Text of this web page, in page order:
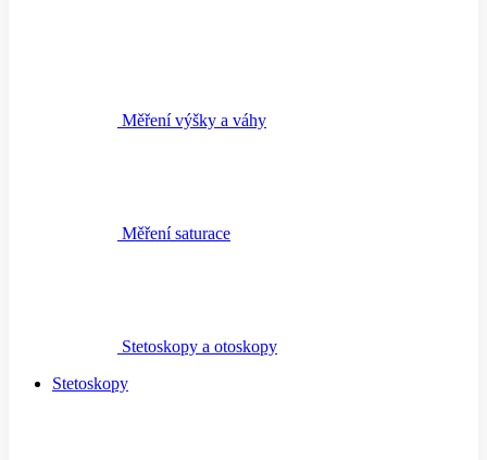
Měření výšky a váhy
Měření saturace
Stetoskopy a otoskopy
Stetoskopy